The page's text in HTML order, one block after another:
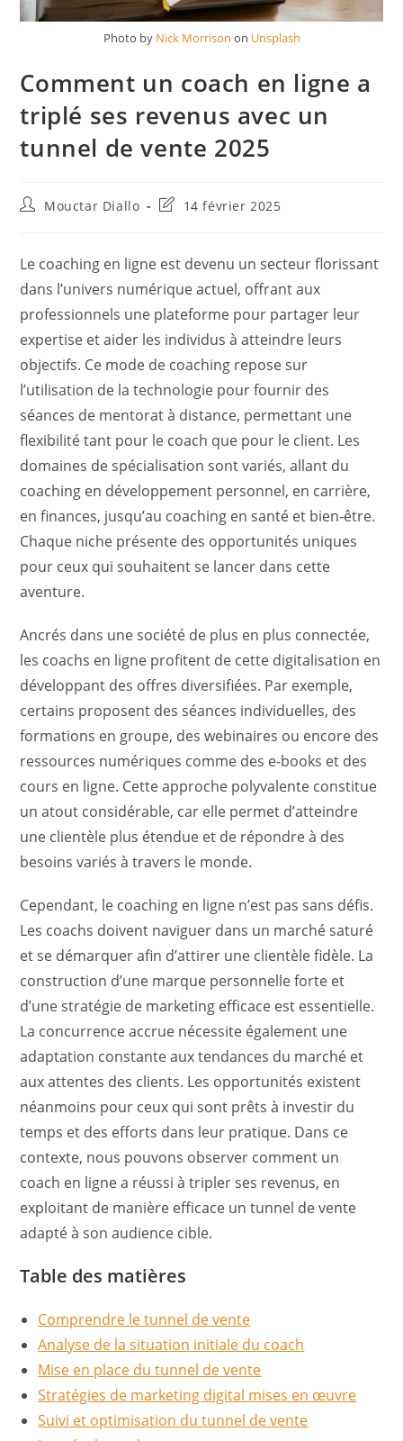
Photo by Nick Morrison on Unsplash
Comment un coach en ligne a
triplé ses revenus avec un
tunnel de vente 2025
Auteur/autrice
publication :
Mouctar Diallo
Dernière
publication :
14 février 2025
Le coaching en ligne est devenu un secteur florissant
dans l’univers numérique actuel, offrant aux
professionnels une plateforme pour partager leur
expertise et aider les individus à atteindre leurs
objectifs. Ce mode de coaching repose sur
l’utilisation de la technologie pour fournir des
séances de mentorat à distance, permettant une
flexibilité tant pour le coach que pour le client. Les
domaines de spécialisation sont variés, allant du
coaching en développement personnel, en carrière,
en finances, jusqu’au coaching en santé et bien-être.
Chaque niche présente des opportunités uniques
pour ceux qui souhaitent se lancer dans cette
aventure.
Ancrés dans une société de plus en plus connectée,
les coachs en ligne profitent de cette digitalisation en
développant des offres diversifiées. Par exemple,
certains proposent des séances individuelles, des
formations en groupe, des webinaires ou encore des
ressources numériques comme des e-books et des
cours en ligne. Cette approche polyvalente constitue
un atout considérable, car elle permet d’atteindre
une clientèle plus étendue et de répondre à des
besoins variés à travers le monde.
Cependant, le coaching en ligne n’est pas sans défis.
Les coachs doivent naviguer dans un marché saturé
et se démarquer afin d’attirer une clientèle fidèle. La
construction d’une marque personnelle forte et
d’une stratégie de marketing efficace est essentielle.
La concurrence accrue nécessite également une
adaptation constante aux tendances du marché et
aux attentes des clients. Les opportunités existent
néanmoins pour ceux qui sont prêts à investir du
temps et des efforts dans leur pratique. Dans ce
contexte, nous pouvons observer comment un
coach en ligne a réussi à tripler ses revenus, en
exploitant de manière efficace un tunnel de vente
adapté à son audience cible.
Table des matières
Comprendre le tunnel de vente
Analyse de la situation initiale du coach
Mise en place du tunnel de vente
Stratégies de marketing digital mises en œuvre
Suivi et optimisation du tunnel de vente